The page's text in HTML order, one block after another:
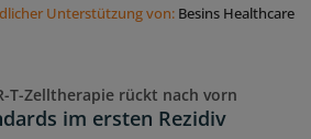
Unterstützung von: Besins Healthcare
T-Zelltherapie rückt nach vorn
im ersten Rezidiv